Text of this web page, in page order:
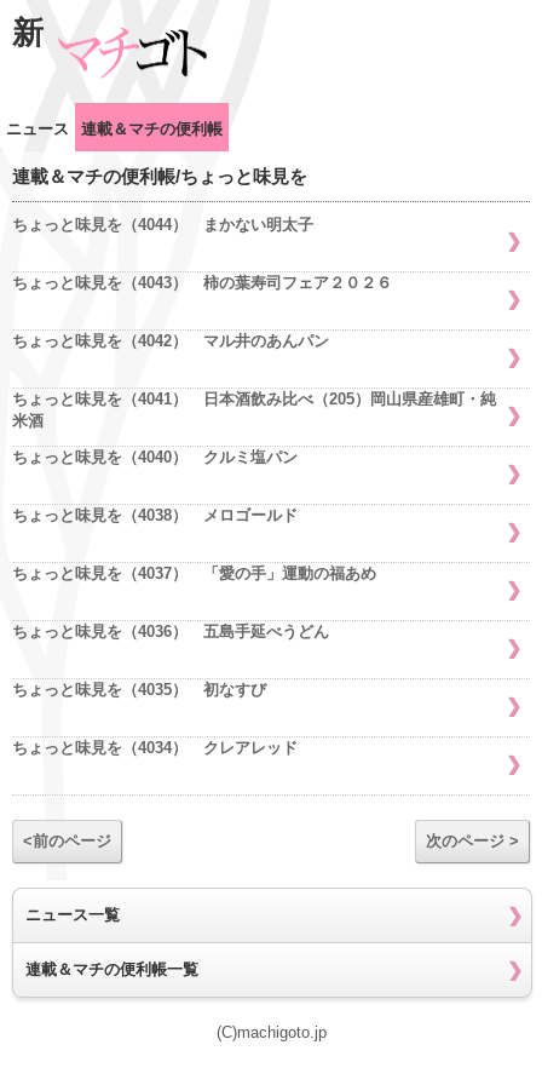
新
ニュース 連載＆マチの便利帳
連載＆マチの便利帳/ちょっと味見を
ちょっと味見を（4044） まかない明太子
ちょっと味見を（4043） 柿の葉寿司フェア２０２６
ちょっと味見を（4042） マル井のあんパン
ちょっと味見を（4041） 日本酒飲み比べ（205）岡山県産雄町・純
米酒
ちょっと味見を（4040） クルミ塩パン
ちょっと味見を（4038） メロゴールド
ちょっと味見を（4037） 「愛の手」運動の福あめ
ちょっと味見を（4036） 五島手延べうどん
ちょっと味見を（4035） 初なすび
ちょっと味見を（4034） クレアレッド
<前のページ 次のページ >
ニュース一覧
連載＆マチの便利帳一覧
(C)machigoto.jp